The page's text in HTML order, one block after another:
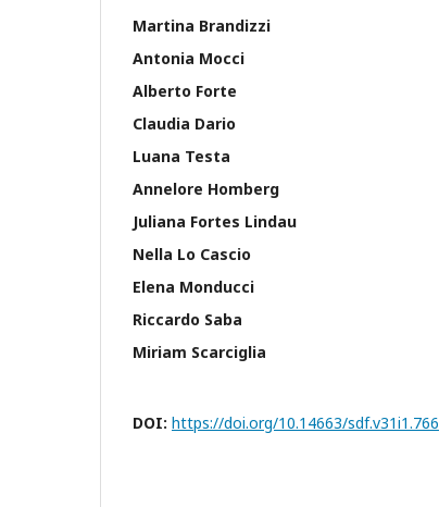
Martina Brandizzi
Antonia Mocci
Alberto Forte
Claudia Dario
Luana Testa
Annelore Homberg
Juliana Fortes Lindau
Nella Lo Cascio
Elena Monducci
Riccardo Saba
Miriam Scarciglia
DOI: https://doi.org/10.14663/sdf.v31i1.766